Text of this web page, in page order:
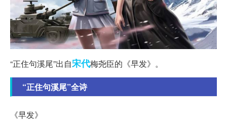
“正住句溪尾”出自宋代梅尧臣的《早发》。
“正住句溪尾”全诗
《早发》